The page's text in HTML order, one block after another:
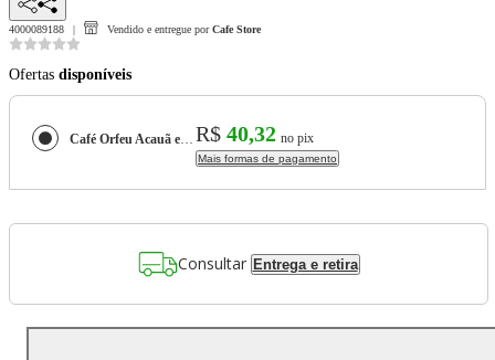
4000089188 Vendido e entregue por Cafe Store
Ofertas disponíveis
Café Orfeu Acauã em cápsula 10 unidades R$ 40,32 no pix
Mais formas de pagamento
Consultar Entrega e retira